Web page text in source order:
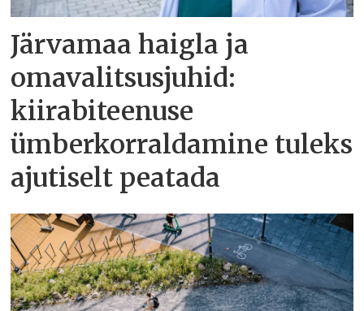
Järvamaa haigla ja
omavalitsusjuhid:
kiirabiteenuse
ümberkorraldamine tuleks
ajutiselt peatada